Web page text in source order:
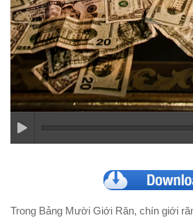
Trong Bảng Mười Giới Răn, chín giới